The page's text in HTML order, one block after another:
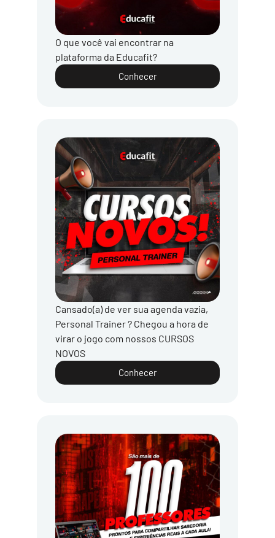
O que você vai encontrar na
plataforma da Educafit?
Conhecer
Cansado(a) de ver sua agenda vazia,
Personal Trainer ? Chegou a hora de
virar o jogo com nossos CURSOS
NOVOS
Conhecer